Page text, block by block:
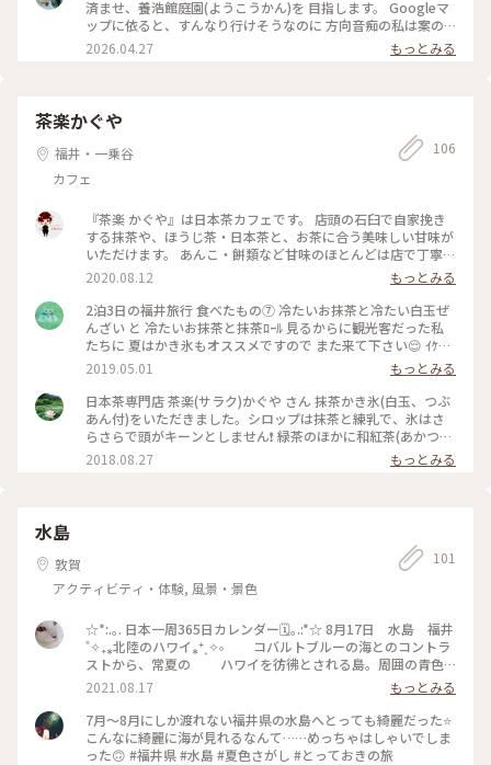
県制覇
済ませ、養浩館庭園(ようこうかん)を 目指します。 Googleマ
ップに依ると、すんなり行けそうなのに 方向音痴の私は案の
定道に迷い、時間に余裕がないので 焦りながらなんとか辿り
着きました😅 養浩館庭園はかつて福井藩主松平家の別邸だっ
浮かぶようにして建ちあらゆる角度から 美しい景色を楽しめ
る数寄屋造りの建物は「御泉水屋敷」と呼ばれていました。
これまで色んな日本庭園へ行きましたが、 最もお屋敷と池が
近かったです。 #福井県 #福井市 #養浩館庭園 #日本庭園 #ひと
り旅 #みけちゃみの47都道府県制覇
2026.04.27 もっとみる
茶楽かぐや
福井・一乗谷
カフェ
106
『茶楽 かぐや』は日本茶カフェです。 店頭の石臼で自家挽き
する抹茶や、ほうじ茶・日本茶と、お茶に合う美味しい甘味が
いただけます。 あんこ・餅類など甘味のほとんどは店で丁寧に
作られているそうです。 今回は、季節限定のかき氷をいただき
ました。 『宇治金時のかき氷』は、抹茶蜜と練乳が別になっ
ています。 フワフワのこんもりと盛られた氷にあんこと白玉が
添えられています。 まずはフワフワ氷を少しづつ崩して楽しみ
ます。 私は抹茶蜜と白玉を多めに残し最後に『冷やし抹茶白玉
汁』にしてフィニッシュします。 老舗のお茶屋だからこそ作れ
る濃厚な抹茶蜜 でとても美味しいです。 #福井県 #福井スイー
ツ #ひとり食べ歩き
2020.08.12
もっとみる
2泊3日の福井旅行 食べたもの⑦ 冷たいお抹茶と冷たい白玉ぜ
んざい と 冷たいお抹茶と抹茶ﾛｰﾙ 見るからに観光客だった私
たちに 夏はかき氷もオススメですので また来て下さい😌 ｲｹﾒﾝ
店主さんが声をかけてくれました☆ あんみつも食べたかった
なぁ✨ お隣はお土産やお茶も売っていて素敵なお店でした😌
ん～どなたかの投稿をみて行って参りました😌😓 #福井県
2019.05.01
もっとみる
日本茶専門店 茶楽(サラク)かぐや さん 抹茶かき氷(白玉、つぶ
あん付)をいただきました。シロップは抹茶と練乳で、氷はさ
らさらで頭がキーンとしません❗ 緑茶のほかに和紅茶(あかつ
き)、あんみつで5種類、ぜんざい、抹茶パフェ等甘味の種類が
多く、次回はこれを頼もうと考えるのでわくわくしてしまいま
2018.08.27 もっとみる
水島
敦賀
アクティビティ・体験, 風景・景色
101
☆*:.｡. 日本一周365日カレンダー🗓｡.:*☆ 8月17日 水島 福井
˚✧₊⁎北陸のハワイ⁎⁺˳✧༚ コバルトブルーの海とのコントラ
ストから、常夏の ハワイを彷彿とされる島。周囲の青色
と島近くの青色 の海を見ていると、ここが日本であるこ
とを忘れて しまう。 日本海にこんなにも美しいところが
あるなんて知らなかったです。南国の島ですよね。日本にはま
だまだ素敵なところがあるのでしょうね。 ＃夏色さがし#福井
県#水島#日本のハワイ#コバルトブルーの海を
2021.08.17
もっとみる
7月～8月にしか渡れない福井県の水島へとっても綺麗だった⭐️
こんなに綺麗に海が見れるなんて……めっちゃはしゃいでしま
った🙃 #福井県 #水島 #夏色さがし #とっておきの旅